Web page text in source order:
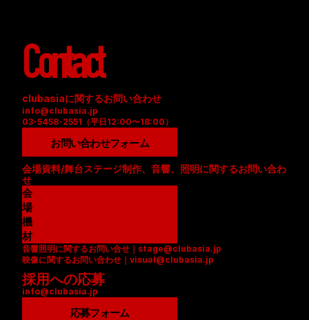
Contact
clubasiaに関するお問い合わせ
info@clubasia.jp
03-5458-2551（平日12:00〜18:00）
お問い合わせフォーム
会場資料/舞台ステージ制作、音響、照明に関するお問い合わ
せ
会
場
資
料
(
P
D
F
機
材
リ
ス
ト
(
音響照明に関するお問い合せ｜stage@clubasia.jp
映像に関するお問い合わせ｜visual@clubasia.jp
採用への応募
info@clubasia.jp
応募フォーム